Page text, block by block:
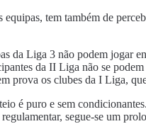
equipas, tem também de
da Liga 3 não podem jogar
da II Liga não se
prova os clubes da I Liga,
é puro e sem
segue-se um